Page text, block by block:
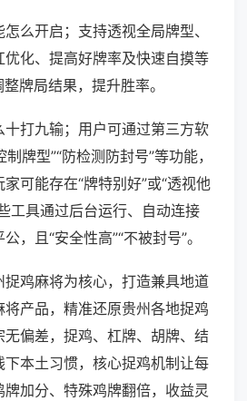
么开启；支持透视全局牌型、
化、提高好牌率及快速自摸等
牌局结果，提升胜率。
十打九输；用户可通过第三方软
牌型”“防检测防封号”等功能，
可能存在“牌特别好”或“透视他
工具通过后台运行、自动连接
，且“安全性高”“不被封号”。
鸡麻将为核心，打造兼具地道
产品，精准还原贵州各地捉鸡
偏差，捉鸡、杠牌、胡牌、结
本土习惯，核心捉鸡机制让每
加分、特殊鸡牌翻倍，收益灵